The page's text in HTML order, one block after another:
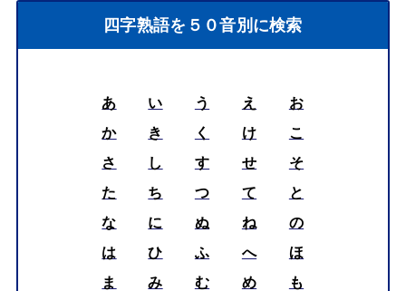
四字熟語を５０音別に検索
あ い う え
お
か
き く け
こ
さ
し す せ
そ
た
ち つ て
と
な
に ぬ ね
の
は
ひ ふ へ
ほ
ま
み む め
も